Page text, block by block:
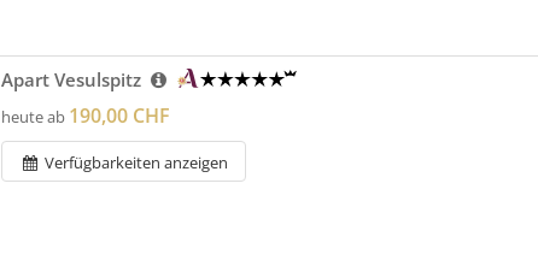
Apart Vesulspitz
heute ab 190,00 CHF
Verfügbarkeiten anzeigen